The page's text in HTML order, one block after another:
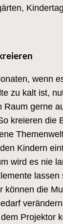
wenn
zu kalt ist,
Raum gerne
kreieren die
Kindern
wird es nie
lassen
können die
Projektor